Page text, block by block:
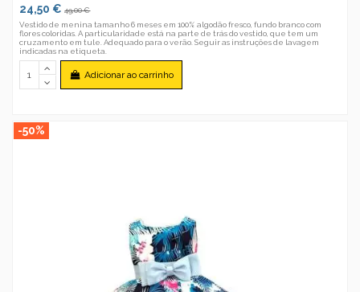
24,50 €49,00 €
Vestido de menina tamanho 6 meses em 100% algodão fresco, fundo branco com
flores coloridas. A particularidade está na parte de trás do vestido, que tem um
cruzamento em tule. Adequado para o verão. Seguir as instruções de lavagem
indicadas na etiqueta.
Adicionar ao carrinho
-50%